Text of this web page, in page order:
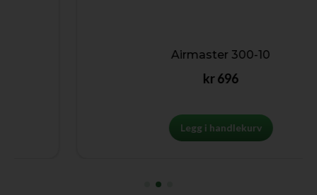
Airmaster 300-10
696
Legg i handlekurv